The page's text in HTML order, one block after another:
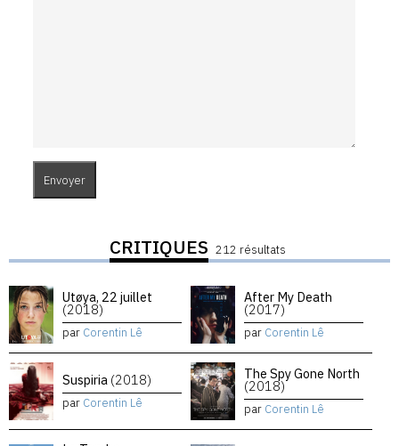
CRITIQUES 212 résultats
Utøya, 22 juillet
(2018)
par Corentin Lê
After My Death
(2017)
par Corentin Lê
Suspiria (2018)
par Corentin Lê
The Spy Gone North
(2018)
par Corentin Lê